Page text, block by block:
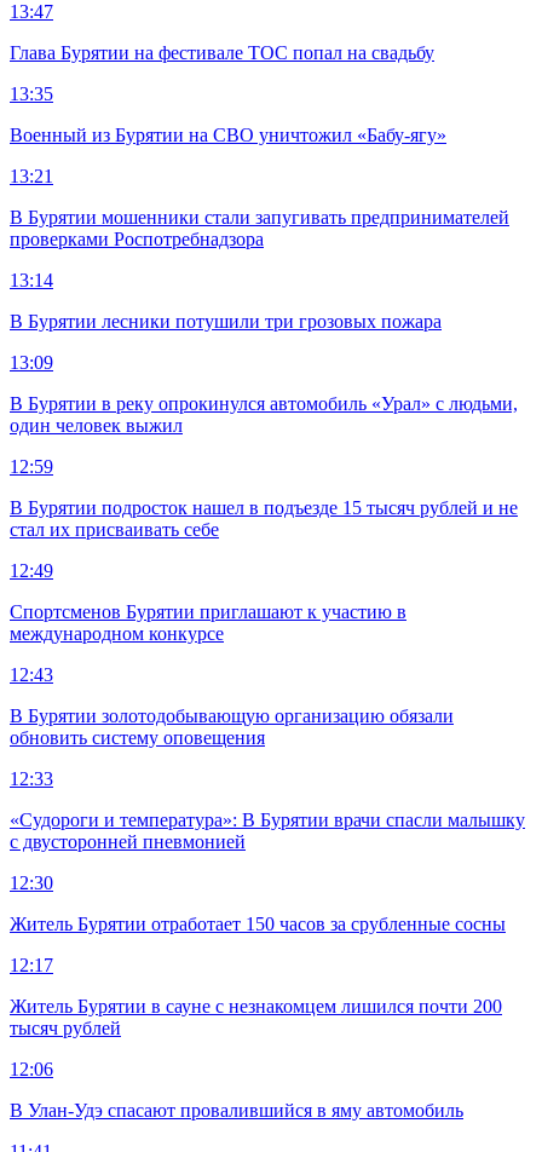
13:47
Глава Бурятии на фестивале ТОС попал на свадьбу
13:35
Военный из Бурятии на СВО уничтожил «Бабу-ягу»
13:21
В Бурятии мошенники стали запугивать предпринимателей
проверками Роспотребнадзора
13:14
В Бурятии лесники потушили три грозовых пожара
13:09
В Бурятии в реку опрокинулся автомобиль «Урал» с людьми,
один человек выжил
12:59
В Бурятии подросток нашел в подъезде 15 тысяч рублей и не
стал их присваивать себе
12:49
Спортсменов Бурятии приглашают к участию в
международном конкурсе
12:43
В Бурятии золотодобывающую организацию обязали
обновить систему оповещения
12:33
«Судороги и температура»: В Бурятии врачи спасли малышку
с двусторонней пневмонией
12:30
Житель Бурятии отработает 150 часов за срубленные сосны
12:17
Житель Бурятии в сауне с незнакомцем лишился почти 200
тысяч рублей
12:06
В Улан-Удэ спасают провалившийся в яму автомобиль